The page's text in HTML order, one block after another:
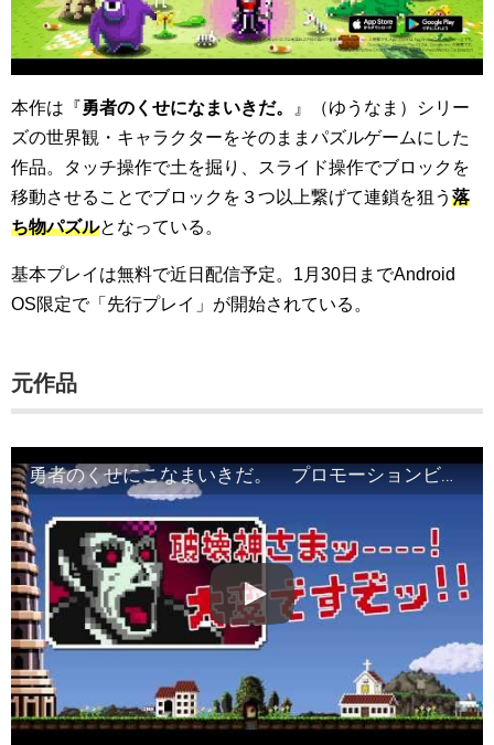
本作は『勇者のくせになまいきだ。
』（ゆうなま）シリー
ズの世界観・キャラクターをそのままパズルゲームにした
作品。タッチ操作で土を掘り、スライド操作でブロックを
移動させることでブロックを３つ以上繋げて連鎖を狙う 落
ち物パズルとなっている。
基本プレイは無料で近日配信予定。1月30日までAndroid
OS限定で「先行プレイ」が開始されている。
元作品
勇者のくせにこなまいきだ。 プロモーションビデオ